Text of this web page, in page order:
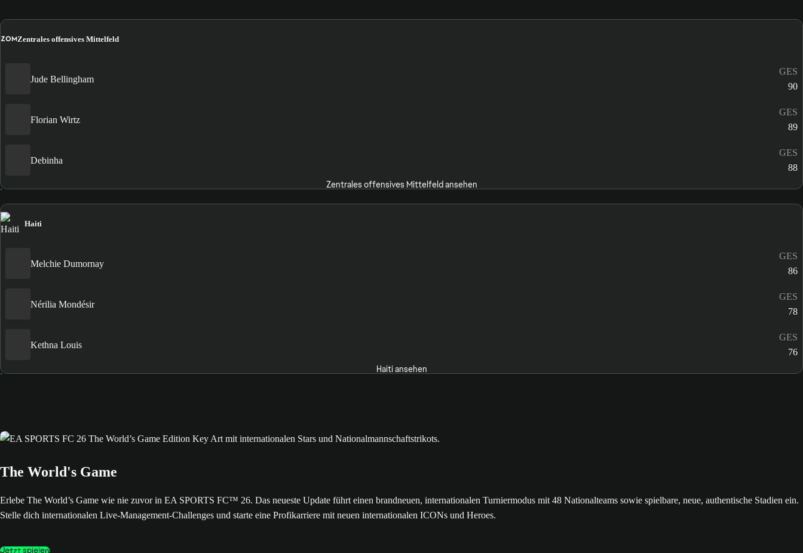
ZOMZentrales offensives Mittelfeld
Jude Bellingham
GES
90
Florian Wirtz
GES
89
Debinha
GES
88
Zentrales offensives Mittelfeld ansehen
Haiti
Melchie Dumornay
GES
86
Nérilia Mondésir
GES
78
Kethna Louis
GES
76
Haiti ansehen
The World's Game
Erlebe The World’s Game wie nie zuvor in EA SPORTS FC™ 26. Das neueste Update führt einen brandneuen, internationalen Turniermodus mit 48 Nationalteams sowie spielbare, neue, authentische Stadien ein.
Stelle dich internationalen Live-Management-Challenges und starte eine Profikarriere mit neuen internationalen ICONs und Heroes.